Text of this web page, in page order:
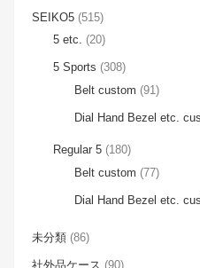
SEIKO5 (515)
5 etc. (20)
5 Sports (308)
Belt custom (91)
Dial Hand Bezel etc.
Regular 5 (180)
Belt custom (77)
Dial Hand Bezel etc.
未分類 (86)
社外品ケース (90)